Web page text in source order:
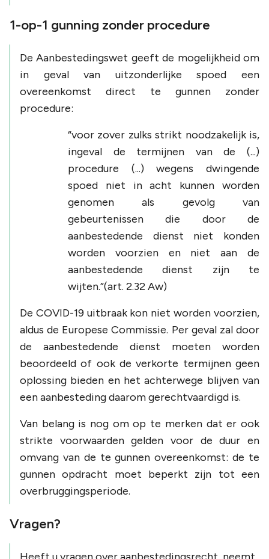
1-op-1 gunning zonder procedure
De Aanbestedingswet geeft de mogelijkheid om
in geval van uitzonderlijke spoed een
overeenkomst direct te gunnen zonder
procedure:
“voor zover zulks strikt noodzakelijk is,
ingeval de termijnen van de (...)
procedure (...) wegens dwingende
spoed niet in acht kunnen worden
genomen als gevolg van
gebeurtenissen die door de
aanbestedende dienst niet konden
worden voorzien en niet aan de
aanbestedende dienst zijn te
wijten.”(art. 2.32 Aw)
De COVID-19 uitbraak kon niet worden voorzien,
aldus de Europese Commissie. Per geval zal door
de aanbestedende dienst moeten worden
beoordeeld of ook de verkorte termijnen geen
oplossing bieden en het achterwege blijven van
een aanbesteding daarom gerechtvaardigd is.
Van belang is nog om op te merken dat er ook
strikte voorwaarden gelden voor de duur en
omvang van de te gunnen overeenkomst: de te
gunnen opdracht moet beperkt zijn tot een
overbruggingsperiode.
Vragen?
Heeft u vragen over aanbestedingsrecht, neemt